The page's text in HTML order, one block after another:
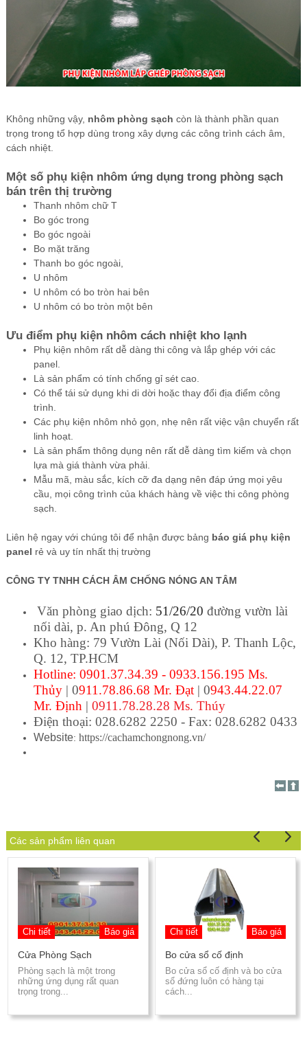
Không những vậy, nhôm phòng sạch còn là thành phần quan
trọng trong tổ hợp dùng trong xây dựng các công trình cách âm,
cách nhiệt.
Một số phụ kiện nhôm ứng dụng trong phòng sạch
bán trên thị trường
Thanh nhôm chữ T
Bo góc trong
Bo góc ngoài
Bo mặt trăng
Thanh bo góc ngoài,
U nhôm
U nhôm có bo tròn hai bên
U nhôm có bo tròn một bên
Ưu điểm phụ kiện nhôm cách nhiệt kho lạnh
Phụ kiện nhôm rất dễ dàng thi công và lắp ghép với các
panel.
Là sản phẩm có tính chống gỉ sét cao.
Có thể tái sử dụng khi di dời hoặc thay đổi địa điểm công
trình.
Các phụ kiện nhôm nhỏ gọn, nhẹ nên rất việc vận chuyển rất
linh hoạt.
Là sản phẩm thông dụng nên rất dễ dàng tìm kiếm và chọn
lựa mà giá thành vừa phải.
Mẫu mã, màu sắc, kích cỡ đa dạng nên đáp ứng mọi yêu
cầu, mọi công trình của khách hàng về việc thi công phòng
sạch.
Liên hệ ngay với chúng tôi để nhận được bảng báo giá phụ kiện
panel rẻ và uy tín nhất thị trường
CÔNG TY TNHH CÁCH ÂM CHỐNG NÓNG AN TÂM
Văn phòng giao dịch: 51/26/20 đường vườn lài
nối dài, p. An phú Đông, Q 12
Kho hàng: 79 Vườn Lài (Nối Dài), P. Thanh Lộc,
Q. 12, TP.HCM
Hotline: 0901.37.34.39 - 0933.156.195 Ms.
Thủy| 0911.78.86.68 Mr. Đạt| 0943.44.22.07
Mr. Định | 0911.78.28.28 Ms. Thúy
Điện thoại: 028.6282 2250 - Fax: 028.6282 0433
Website: https://cachamchongnong.vn/
Các sản phẩm liên quan
Chi tiết Báo giá
Cửa Phòng Sạch
Phòng sạch là một trong
những ứng dụng rất quan
trọng trong...
Chi tiết Báo giá
Bo cửa sổ cố định
Bo cửa sổ cố định và bo cửa
sổ đứng luôn có hàng tại
cách...